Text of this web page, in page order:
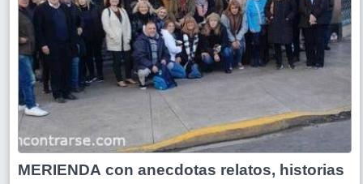
MERIENDA con anecdotas relatos, historias